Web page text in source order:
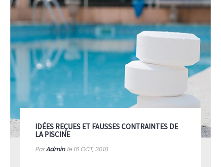
IDÉES REÇUES ET FAUSSES CONTRAINTES DE
LA PISCINE
ParAdminle 16 OCT, 2018